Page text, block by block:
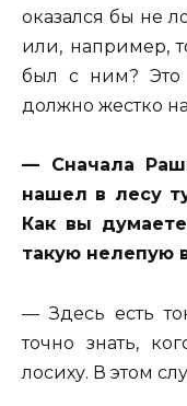
оказался бы не
или, например,
был с ним? Это
должно жестко
— Сначала
нашел в лесу
Как вы
такую нелепую
— Здесь есть
точно знать,
лосиху. В этом